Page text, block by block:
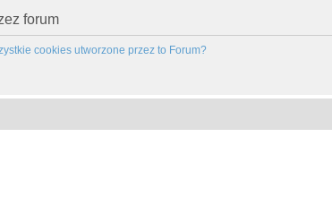
forum
cookies utworzone przez to Forum?